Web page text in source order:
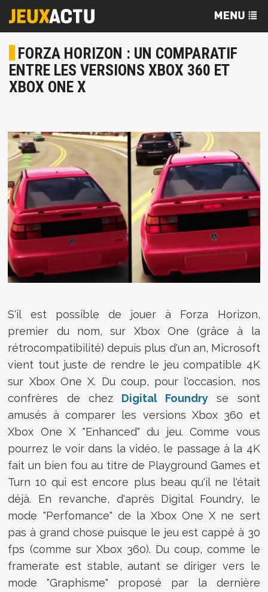
FORZA HORIZON : UN COMPARATIF
ENTRE LES VERSIONS XBOX 360 ET
XBOX ONE X
S'il est possible de jouer à Forza Horizon,
premier du nom, sur Xbox One (grâce à la
rétrocompatibilité) depuis plus d'un an, Microsoft
vient tout juste de rendre le jeu compatible 4K
sur Xbox One X. Du coup, pour l'occasion, nos
confrères de chez Digital Foundry se sont
amusés à comparer les versions Xbox 360 et
Xbox One X "Enhanced" du jeu. Comme vous
pourrez le voir dans la vidéo, le passage à la 4K
fait un bien fou au titre de Playground Games et
Turn 10 qui est encore plus beau qu'il ne l'était
déjà. En revanche, d'après Digital Foundry, le
mode "Perfomance" de la Xbox One X ne sert
pas à grand chose puisque le jeu est cappé à 30
fps (comme sur Xbox 360). Du coup, comme le
framerate est stable, autant se diriger vers le
mode "Graphisme" proposé par la dernière